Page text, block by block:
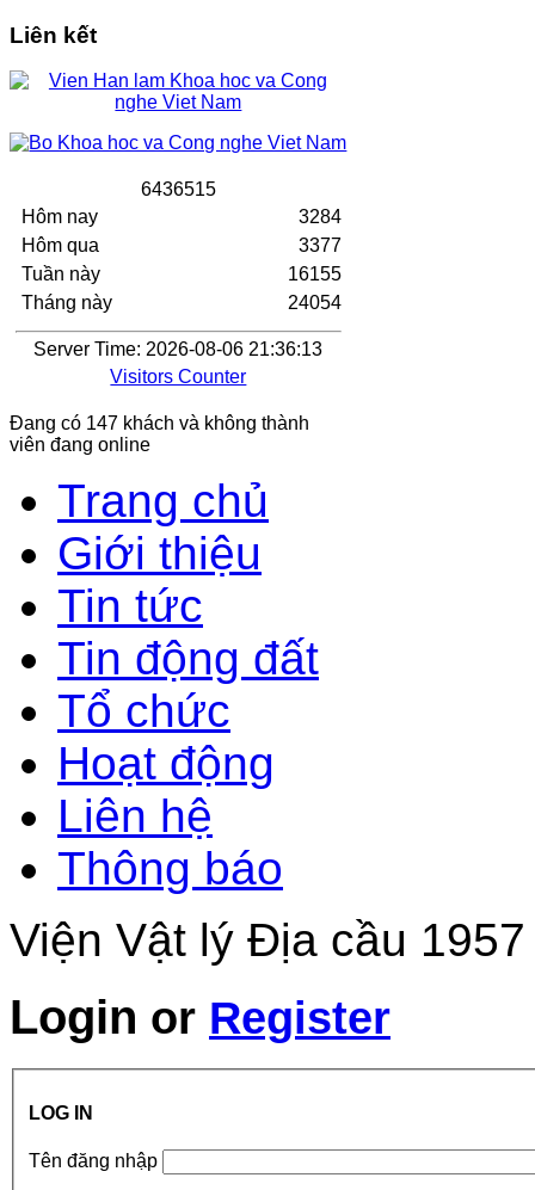
Liên kết
6436515
Hôm nay
Hôm qua
Tuần này
Tháng này
3284
3377
16155
24054
Server Time: 2026-08-06 21:36:13
Visitors Counter
Đang có 147 khách và không thành
viên đang online
Trang chủ
Giới thiệu
Tin tức
Tin động đất
Tổ chức
Hoạt động
Liên hệ
Thông báo
Viện Vật lý Địa cầu
Login or Register
LOG IN
Tên đăng nhập